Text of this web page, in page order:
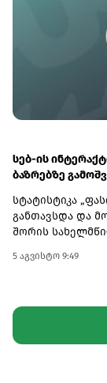
რისთვისაც
რაკეტები
2025 წლის
სებ-ის
ბაზრებზე
სტატისტიკა
განთავსდა და
შორის
კორპორაციული
სხვადასხვა
ეკონომიკური
5 აგვისტო 9:49